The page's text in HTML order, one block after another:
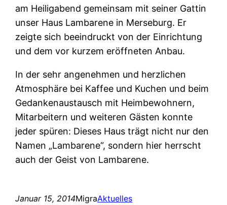
am Heiligabend gemeinsam mit seiner Gattin
unser Haus Lambarene in Merseburg. Er
zeigte sich beeindruckt von der Einrichtung
und dem vor kurzem eröffneten Anbau.
In der sehr angenehmen und herzlichen
Atmosphäre bei Kaffee und Kuchen und beim
Gedankenaustausch mit Heimbewohnern,
Mitarbeitern und weiteren Gästen konnte
jeder spüren: Dieses Haus trägt nicht nur den
Namen „Lambarene“, sondern hier herrscht
auch der Geist von Lambarene.
Januar 15, 2014MigraAktuelles